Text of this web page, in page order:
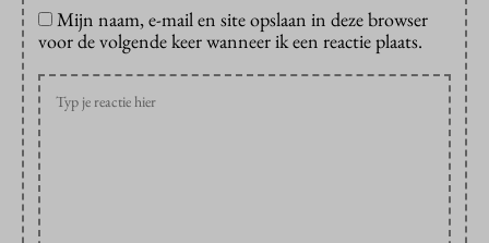
Mijn naam, e-mail en site opslaan in deze browser
voor de volgende keer wanneer ik een reactie plaats.